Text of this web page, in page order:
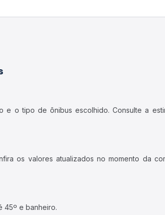
o tipo de ônibus escolhido. Consulte a
os valores atualizados no momento da
45º e banheiro.